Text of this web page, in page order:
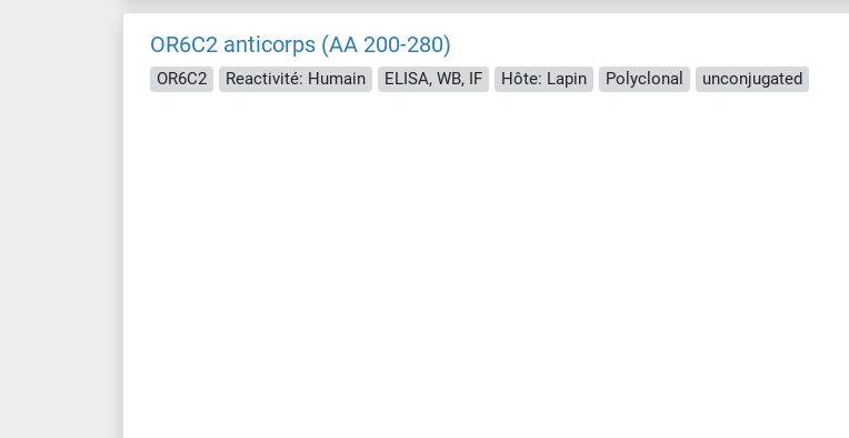
OR6C2 anticorps (AA 200-280)
OR6C2 Reactivité: Humain ELISA, WB, IF Hôte: Lapin Polyclonal unconjugated